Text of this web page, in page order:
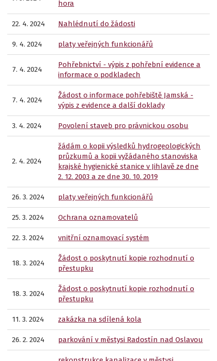
hora
22. 4. 2024 Nahlédnutí do žádosti
9. 4. 2024 platy veřejných funkcionářů
7. 4. 2024
Pohřebnictví - výpis z pohřební evidence a
informace o podkladech
7. 4. 2024
Žádost o informace pohřebiště Jamská -
výpis z evidence a další doklady
3. 4. 2024 Povolení staveb pro právnickou osobu
2. 4. 2024
žádám o kopii výsledků hydrogeologických
průzkumů a kopii vyžádaného stanoviska
krajské hygienické stanice v Jihlavě ze dne
2. 12. 2003 a ze dne 30. 10. 2019
26. 3. 2024 platy veřejných funkcionářů
25. 3. 2024 Ochrana oznamovatelů
22. 3. 2024 vnitřní oznamovací systém
18. 3. 2024
Žádost o poskytnutí kopie rozhodnutí o
přestupku
18. 3. 2024
Žádost o poskytnutí kopie rozhodnutí o
přestupku
11. 3. 2024 zakázka na sdílená kola
26. 2. 2024 parkování v městysi Radostín nad Oslavou